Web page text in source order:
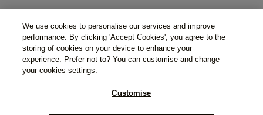
ÜGYFÉLSZOLGÁLAT
Kapcsolatfelvétel
Foglaljon időpontot
RÓLUNK
Történetünk
JOGI ÉS ADATVÉDELMI
©2026 77 Diamonds GmbH -Schumannstraße 27. 60325
We use cookies to personalise our services and improve
performance. By clicking 'Accept Cookies', you agree to the
storing of cookies on your device to enhance your
experience. Prefer not to? You can customise and change
your cookies settings.
Customise